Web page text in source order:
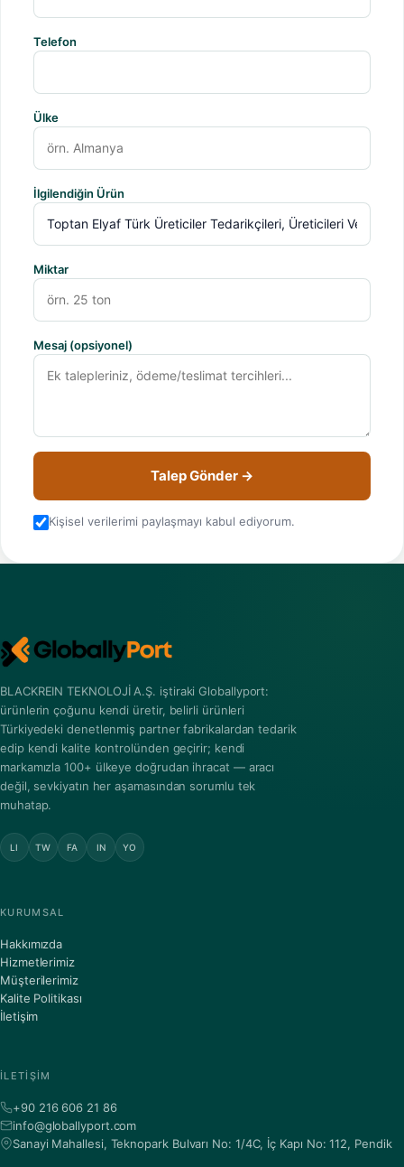
Telefon
Ülke
İlgilendiğin Ürün
Miktar
Mesaj (opsiyonel)
Talep Gönder →
Kişisel verilerimi paylaşmayı kabul ediyorum.
BLACKREIN TEKNOLOJİ A.Ş. iştiraki Globallyport:
ürünlerin çoğunu kendi üretir, belirli ürünleri
Türkiyedeki denetlenmiş partner fabrikalardan tedarik
edip kendi kalite kontrolünden geçirir; kendi
markamızla 100+ ülkeye doğrudan ihracat — aracı
değil, sevkiyatın her aşamasından sorumlu tek
muhatap.
LI TW FA IN YO
KURUMSAL
Hakkımızda
Hizmetlerimiz
Müşterilerimiz
Kalite Politikası
İletişim
İLETIŞIM
+90 216 606 21 86
info@globallyport.com
Sanayi Mahallesi, Teknopark Bulvarı No: 1/4C, İç Kapı No: 112, Pendik